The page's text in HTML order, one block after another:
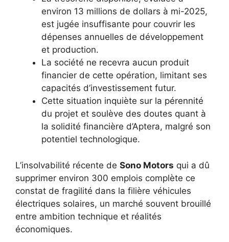
environ 13 millions de dollars à mi-2025,
est jugée insuffisante pour couvrir les
dépenses annuelles de développement
et production.
La société ne recevra aucun produit
financier de cette opération, limitant ses
capacités d’investissement futur.
Cette situation inquiète sur la pérennité
du projet et soulève des doutes quant à
la solidité financière d’Aptera, malgré son
potentiel technologique.
L’insolvabilité récente de Sono Motors qui a dû
supprimer environ 300 emplois complète ce
constat de fragilité dans la filière véhicules
électriques solaires, un marché souvent brouillé
entre ambition technique et réalités
économiques.